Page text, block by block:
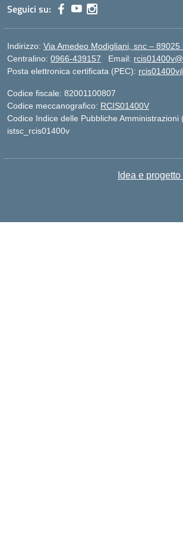
Seguici su:
Indirizzo: Via Amedeo Modigliani, snc – 89025
Centralino: 0966-439157 Email:
Posta elettronica certificata (PEC):
Codice fiscale: 82001100807
Codice meccanografico: RCIS01400V
Codice Indice delle Pubbliche Amministrazioni
istsc_rcis01400v
Idea e